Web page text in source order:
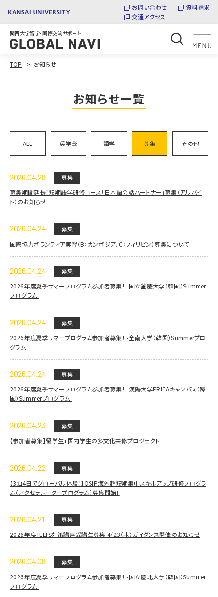
お問い合わせ
資料請求
交通アクセス
関西大学留学・国際交流サポート
TOP お知らせ
お知らせ一覧
ALL 奨学金 語学 募集 その他
2026.04.28 募集
募集期間延長！短期語学研修コース「日本語会話パートナー」募集（アルバイ
ト）のお知らせ
2026.04.24 募集
国際協力ボランティア実習（B：カンボジア、C：フィリピン）募集について
2026.04.24 募集
2026年度夏季サマープログラム参加者募集！ -国立釜慶大学（韓国）Summer
プログラム-
2026.04.24 募集
2026年度夏季サマープログラム参加者募集！ -全南大学（韓国）Summerプロ
グラム-
2026.04.24 募集
2026年度夏季サマープログラム参加者募集！ -漢陽大学ERICAキャンパス（韓
国）Summerプログラム-
2026.04.23 募集
【参加者募集】留学生+国内学生の多文化共修プロジェクト
2026.04.22 募集
【3泊4日でグローバル体験！】OSIP海外超短期集中スキルアップ研修プログラ
ム（アクセラレータープログラム）募集開始！
2026.04.21 募集
2026年度 IELTS対策講座受講生募集 4/23（木）ガイダンス開催のお知らせ
2026.04.08 募集
2026年度夏季サマープログラム参加者募集！ -国立慶北大学（韓国）Summer
プログラム-